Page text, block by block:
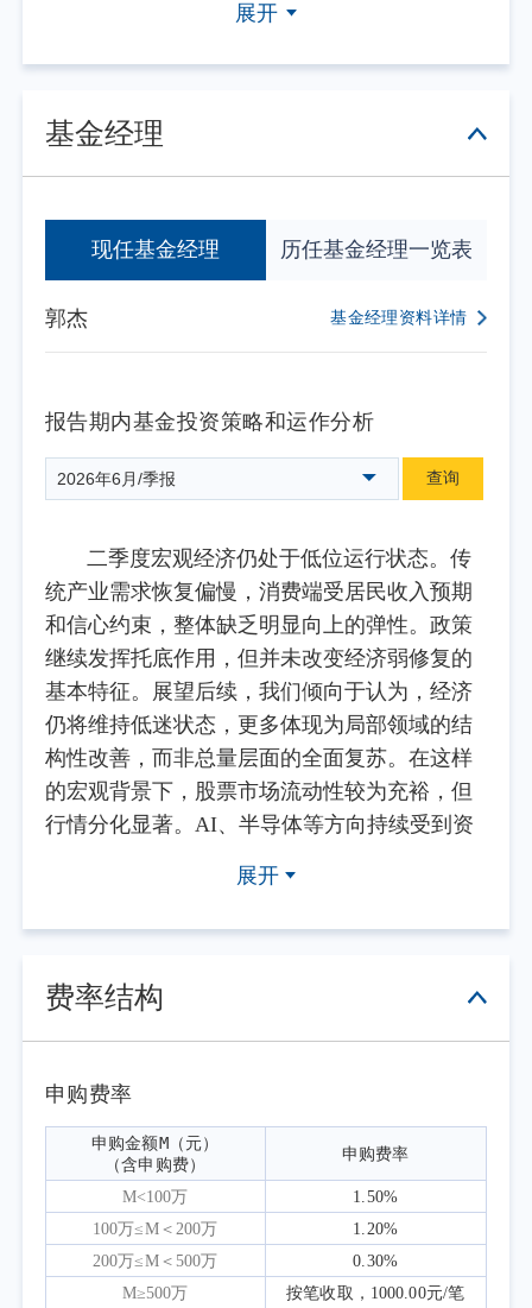
展开
基金经理
现任基金经理 历任基金经理一览表
郭杰 基金经理资料详情
报告期内基金投资策略和运作分析
2026年6月/季报 查询
二季度宏观经济仍处于低位运行状态。传
统产业需求恢复偏慢，消费端受居民收入预期
和信心约束，整体缺乏明显向上的弹性。政策
继续发挥托底作用，但并未改变经济弱修复的
基本特征。展望后续，我们倾向于认为，经济
仍将维持低迷状态，更多体现为局部领域的结
构性改善，而非总量层面的全面复苏。在这样
的宏观背景下，股票市场流动性较为充裕，但
行情分化显著。AI、半导体等方向持续受到资
征；而传统产业和消费相关资产表现低迷，市
场预期处于较低位置。到季度末，沪深300指数
本基金的投资目标是实现中长期稳健回
优质的商业模式与清晰的竞争壁垒，是企业长
期创造现金流的基础；能力圈与安全边际，则
是我们控制风险的前提。组合构建始终围绕这
一框架展开，不因市场风格变化而偏离。
二季度市场最突出的变化，是资金进一步
向少数高景气方向集中。我们尊重市场对AI创
新的判断，AI确实正在改变世界，也可能重塑
展开
费率结构
申购费率
申购金额M（元）
（含申购费）
申购费率
M<100万
1.50%
100万≤M＜200万
1.20%
200万≤M＜500万
0.30%
M≥500万
按笔收取，1000.00元/笔